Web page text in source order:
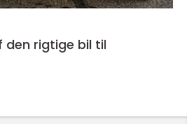
den rigtige bil til